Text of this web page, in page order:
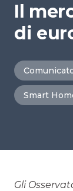
Il
di
Smart
Gli